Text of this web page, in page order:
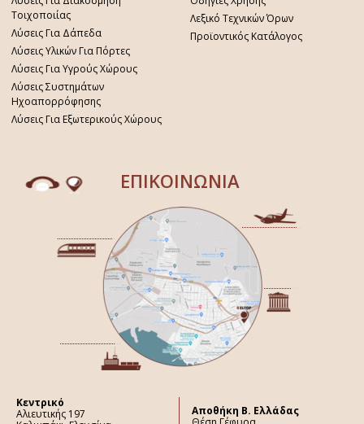
Τοιχοποιίας
Λύσεις Για Δάπεδα
Λύσεις Υλικών Για Πόρτες
Λύσεις Για Υγρούς Χώρους
Λύσεις Συστημάτων
Ηχοαπορρόφησης
Λύσεις Για Εξωτερικούς Χώρους
Λεξικό Τεχνικών Όρων
Προϊοντικός Κατάλογος
ΕΠΙΚΟΙΝΩΝΙΑ
Κεντρικό
Αλιευτικής 197
Aποθήκη Β. Ελλάδας